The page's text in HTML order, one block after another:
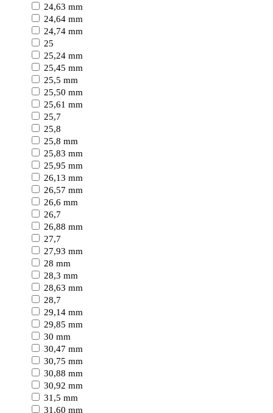
24,63 mm
24,64 mm
24,74 mm
25
25,24 mm
25,45 mm
25,5 mm
25,50 mm
25,61 mm
25,7
25,8
25,8 mm
25,83 mm
25,95 mm
26,13 mm
26,57 mm
26,6 mm
26,7
26,88 mm
27,7
27,93 mm
28 mm
28,3 mm
28,63 mm
28,7
29,14 mm
29,85 mm
30 mm
30,47 mm
30,75 mm
30,88 mm
30,92 mm
31,5 mm
31,60 mm